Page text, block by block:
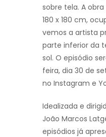
sobre tela. A
180 x 180 cm,
vemos a artista
parte inferior da
sol. O episódio
feira, dia 30 de
no Instagram e
Idealizada e
João Marcos
episódios já